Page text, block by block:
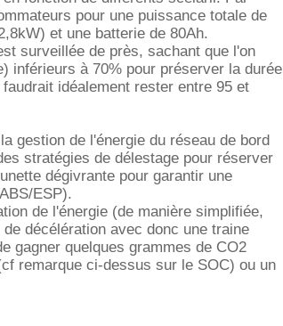
pour une puissance totale de
et une batterie de 80Ah.
surveillée de près, sachant que l'on
inférieurs à 70% pour préserver la durée
idéalement rester entre 95 et
gestion de l'énergie du réseau de bord
stratégies de délestage pour réserver
dégivrante pour garantir une
ESP).
de l'énergie (de manière simplifiée,
décélération avec donc une traine
gagner quelques grammes de CO2
remarque ci-dessus sur le SOC) ou un